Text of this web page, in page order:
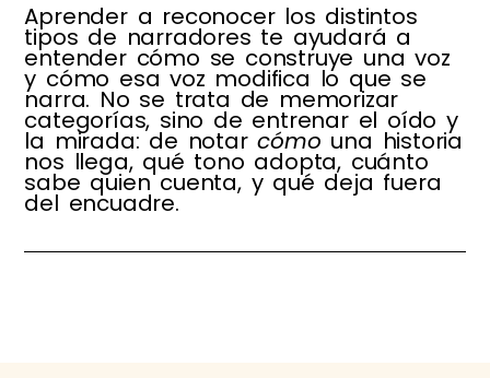
Aprender a reconocer los distintos
tipos de narradores te ayudará a
entender cómo se construye una voz
y cómo esa voz modifica lo que se
narra. No se trata de memorizar
categorías, sino de entrenar el oído y
la mirada: de notarcómo una historia
nos llega, qué tono adopta, cuánto
sabe quien cuenta, y qué deja fuera
del encuadre.